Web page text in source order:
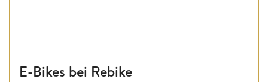
E-Bikes bei Rebike